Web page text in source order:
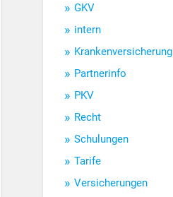
GKV
intern
Krankenversicherung
Partnerinfo
PKV
Recht
Schulungen
Tarife
Versicherungen